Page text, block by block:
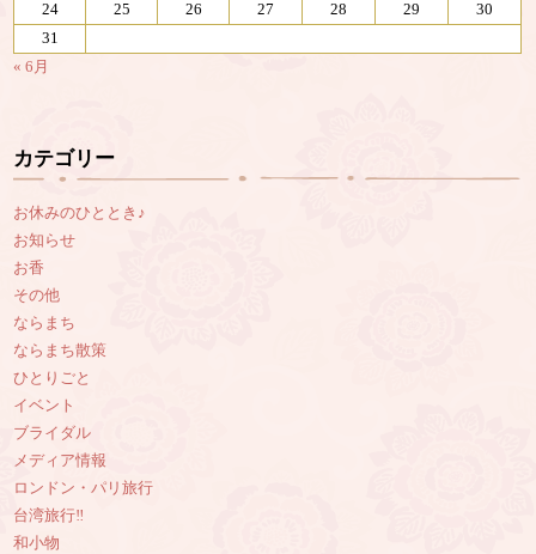
24
25 26 27 28 29
30
31
« 6月
カテゴリー
お休みのひととき♪
お知らせ
お香
その他
ならまち
ならまち散策
ひとりごと
イベント
ブライダル
メディア情報
ロンドン・パリ旅行
台湾旅行‼︎
和小物